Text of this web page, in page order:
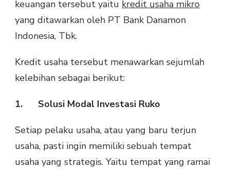
keuangan tersebut yaitu kredit usaha mikro
yang ditawarkan oleh PT Bank Danamon
Indonesia, Tbk.
Kredit usaha tersebut menawarkan sejumlah
kelebihan sebagai berikut:
1. Solusi Modal Investasi Ruko
Setiap pelaku usaha, atau yang baru terjun
usaha, pasti ingin memiliki sebuah tempat
usaha yang strategis. Yaitu tempat yang ramai